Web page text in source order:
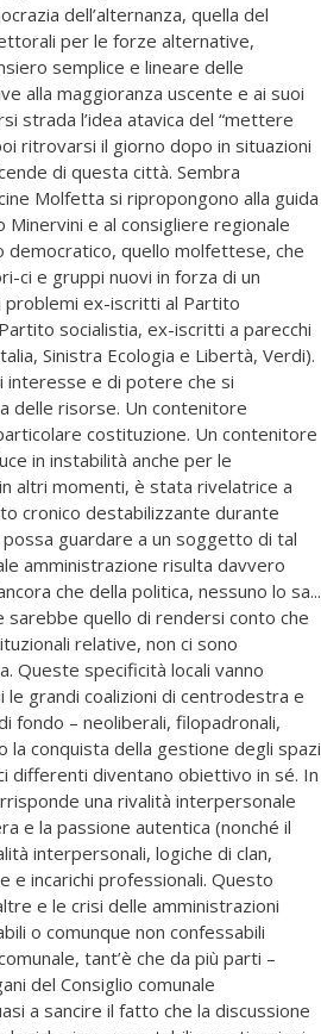
dell’alternanza, quella del
per le forze alternative,
semplice e lineare delle
alla maggioranza uscente e ai suoi
strada l’idea atavica del “mettere
ritrovarsi il giorno dopo in situazioni
di questa città. Sembra
Molfetta si ripropongono alla guida
e al consigliere regionale
democratico, quello molfettese, che
ci e gruppi nuovi in forza di un
problemi ex-iscritti al Partito
socialistia, ex-iscritti a parecchi
Sinistra Ecologia e Libertà, Verdi).
interesse e di potere che si
delle risorse. Un contenitore
costituzione. Un contenitore
in instabilità anche per le
altri momenti, è stata rivelatrice a
cronico destabilizzante durante
possa guardare a un soggetto di tal
amministrazione risulta davvero
che della politica, nessuno lo sa...
quello di rendersi conto che
relative, non ci sono
Queste specificità locali vanno
grandi coalizioni di centrodestra e
fondo – neoliberali, filopadronali,
conquista della gestione degli spazi
differenti diventano obiettivo in sé. In
una rivalità interpersonale
e la passione autentica (nonché il
interpersonali, logiche di clan,
e incarichi professionali. Questo
e le crisi delle amministrazioni
o comunque non confessabili
tant’è che da più parti –
del Consiglio comunale
a sancire il fatto che la discussione